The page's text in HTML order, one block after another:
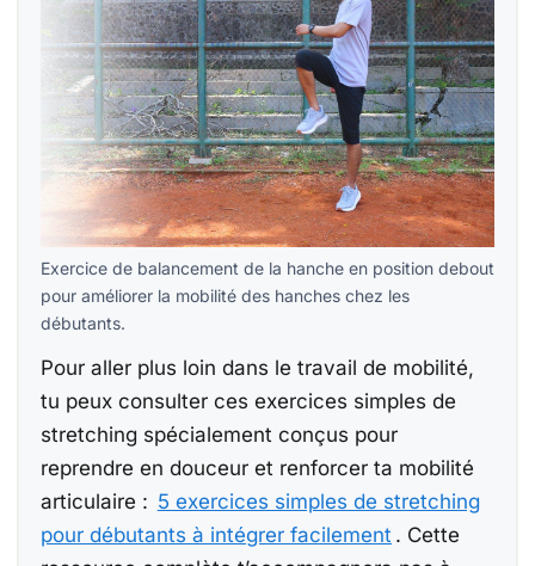
Exercice de balancement de la hanche en position debout
pour améliorer la mobilité des hanches chez les
débutants.
Pour aller plus loin dans le travail de mobilité,
tu peux consulter ces exercices simples de
stretching spécialement conçus pour
reprendre en douceur et renforcer ta mobilité
articulaire : 5 exercices simples de stretching
pour débutants à intégrer facilement . Cette